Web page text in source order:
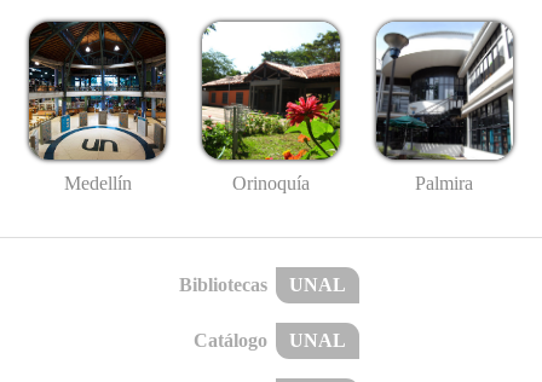
Medellín Orinoquía Palmira
Bibliotecas UNAL
Catálogo UNAL